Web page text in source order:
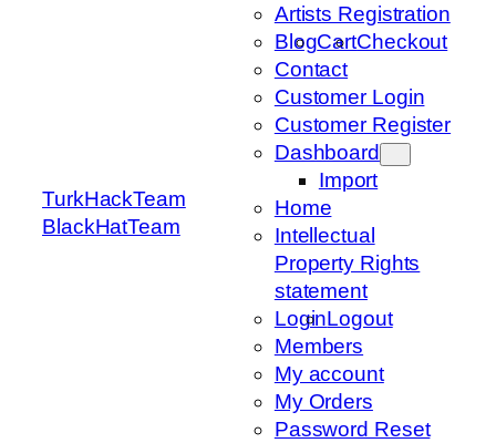
TurkHackTeam
BlackHatTeam
Artists Registration
BlogCartCheckout
Contact
Customer Login
Customer Register
Dashboard
Import
Home
Intellectual
Property Rights
statement
LoginLogout
Members
My account
My Orders
Password Reset